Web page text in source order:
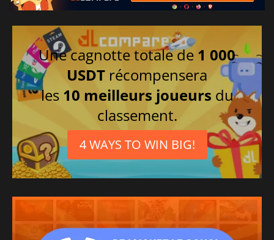
Une cagnotte totale de 1 000
USDT récompensera
les 10 meilleurs joueurs du
classement.
4 WAYS TO WIN BIG!